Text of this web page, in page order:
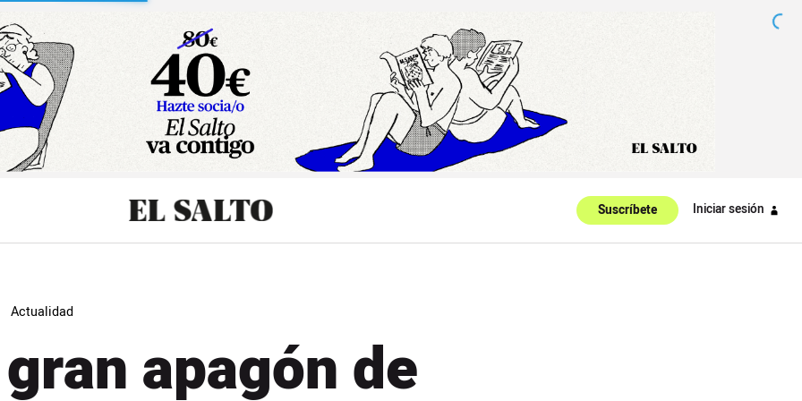
Suscríbete Iniciar sesión
Actualidad
apagón de